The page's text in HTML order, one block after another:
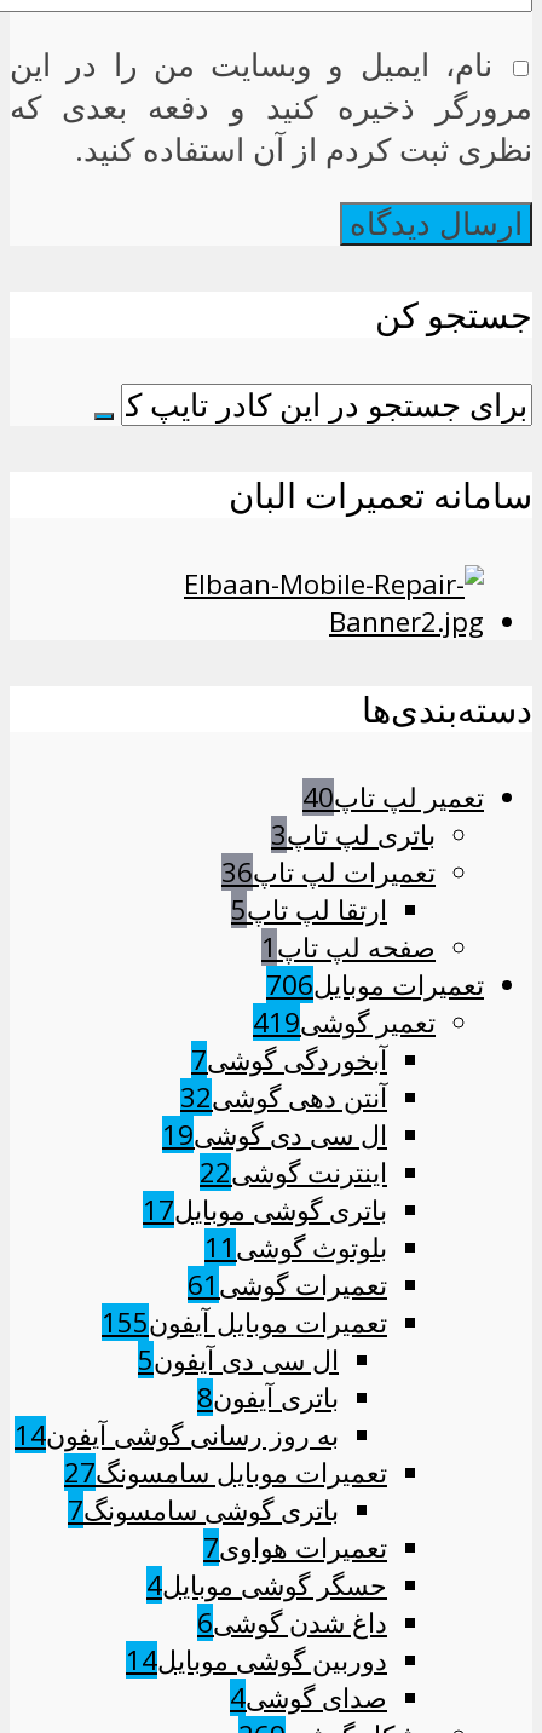
نام، ایمیل و وبسایت من را در این
مرورگر ذخیره کنید و دفعه بعدی که
نظری ثبت کردم از آن استفاده کنید.
جستجو کن
سامانه تعمیرات البان
دسته‌بندی‌ها
تعمیر لپ تاپ40
باتری لپ تاپ3
تعمیرات لپ تاپ36
ارتقا لپ تاپ5
صفحه لپ تاپ1
تعمیرات موبایل706
تعمیر گوشی419
آبخوردگی گوشی7
آنتن دهی گوشی32
ال سی دی گوشی19
اینترنت گوشی22
باتری گوشی موبایل17
بلوتوث گوشی11
تعمیرات گوشی61
تعمیرات موبایل آیفون155
ال سی دی آیفون5
باتری آیفون8
به روز رسانی گوشی آیفون14
تعمیرات موبایل سامسونگ27
باتری گوشی سامسونگ7
تعمیرات هواوی7
حسگر گوشی موبایل4
داغ شدن گوشی6
دوربین گوشی موبایل14
صدای گوشی4